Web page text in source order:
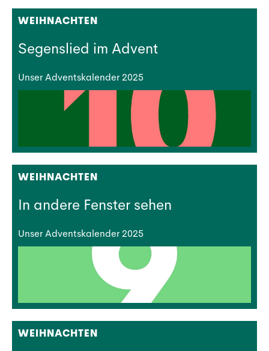
WEIHNACHTEN
Segenslied im Advent
Unser Adventskalender 2025
WEIHNACHTEN
In andere Fenster sehen
Unser Adventskalender 2025
WEIHNACHTEN